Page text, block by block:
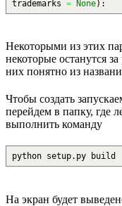
trademarks = None) :
Некоторыми из этих
некоторые останутся
них понятно из
Чтобы создать
перейдем в папку, где
выполнить команду
python setup.py build
На экран будет